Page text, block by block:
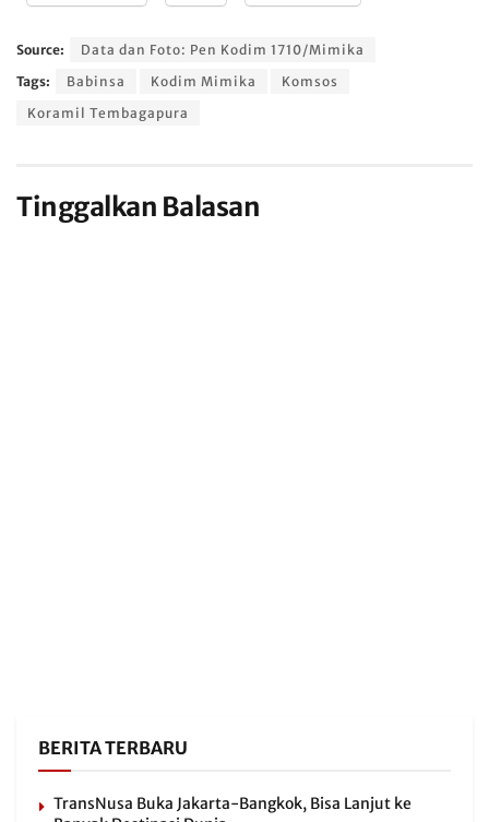
Source:
Data dan Foto: Pen Kodim 1710/Mimika
Tags:
Babinsa Kodim Mimika
Komsos
Koramil Tembagapura
Tinggalkan Balasan
BERITA TERBARU
TransNusa Buka Jakarta-Bangkok, Bisa Lanjut ke